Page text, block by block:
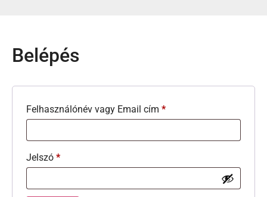
Belépés
Felhasználónév vagy Email cím *
Jelszó *